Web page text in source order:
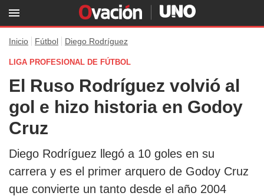
Inicio Fútbol Diego Rodríguez
LIGA PROFESIONAL DE FÚTBOL
El Ruso Rodríguez volvió al
gol e hizo historia en Godoy
Cruz
Diego Rodríguez llegó a 10 goles en su
carrera y es el primer arquero de Godoy Cruz
que convierte un tanto desde el año 2004